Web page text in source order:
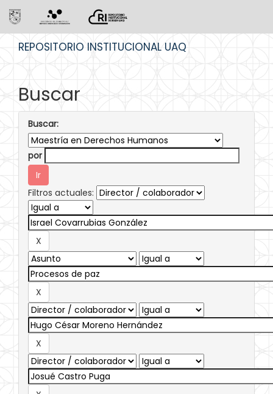
REPOSITORIO INSTITUCIONAL UAQ
Buscar
Buscar:
por
Filtros actuales: